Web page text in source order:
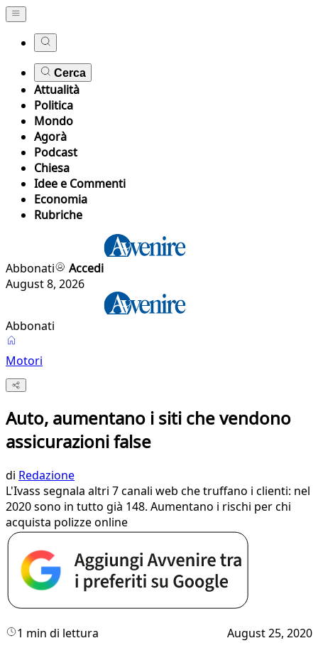
Cerca
Attualità
Politica
Mondo
Agorà
Podcast
Chiesa
Idee e Commenti
Economia
Rubriche
Abbonati
Accedi
August 8, 2026
Abbonati
Motori
Auto, aumentano i siti che vendono
assicurazioni false
di Redazione
L'Ivass segnala altri 7 canali web che truffano i clienti: nel
2020 sono in tutto già 148. Aumentano i rischi per chi
acquista polizze online
1 min di lettura August 25, 2020